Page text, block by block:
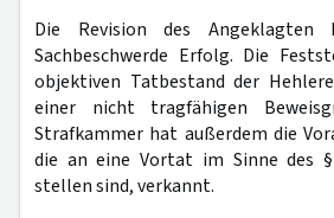
Die Revision des
Sachbeschwerde Erfolg. Die
objektiven Tatbestand der
einer nicht tragfähigen
Strafkammer hat außerdem die
die an eine Vortat im Sinne des §
stellen sind, verkannt.